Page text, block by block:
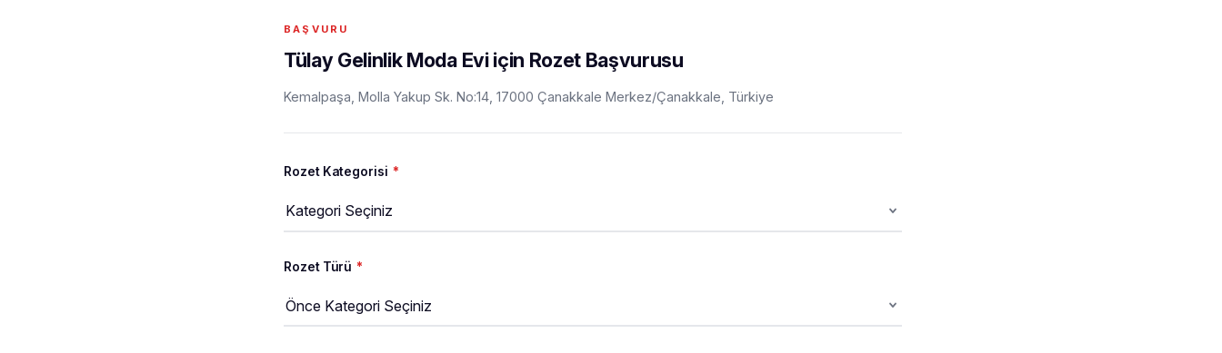
Tülay Gelinlik Moda Evi için Rozet Başvurusu
Kemalpaşa, Molla Yakup Sk. No:14, 17000 Çanakkale Merkez/Çanakkale, Türkiye
Rozet Kategorisi *
Rozet Türü *